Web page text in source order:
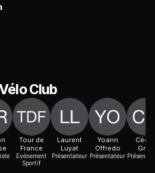
Club
Tour de
France
Evénement
Sportif
Laurent
Luyat
Présentateur
Yoann
Offredo
Présentateur
Grès